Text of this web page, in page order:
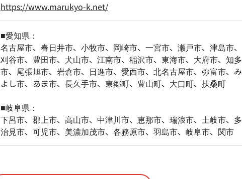
https://www.marukyo-k.net/
■愛知県：
名古屋市、春日井市、小牧市、岡崎市、一宮市、瀬戸市、津島市、
刈谷市、豊田市、犬山市、江南市、稲沢市、東海市、大府市、知多
市、尾張旭市、岩倉市、日進市、愛西市、北名古屋市、弥富市、み
よし市、あま市、長久手市、東郷町、豊山町、大口町、扶桑町
■岐阜県：
下呂市、郡上市、高山市、中津川市、恵那市、瑞浪市、土岐市、多
治見市、可児市、美濃加茂市、各務原市、羽島市、岐阜市、関市